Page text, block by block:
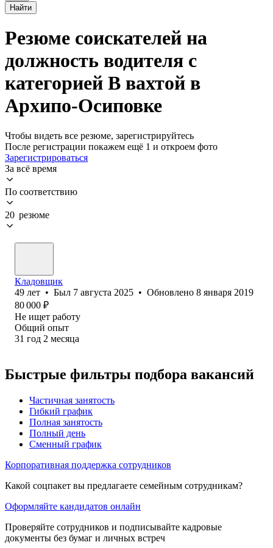
Найти
Резюме соискателей на
должность водителя с
категорией B вахтой в
Архипо-Осиповке
Чтобы видеть все резюме, зарегистрируйтесь
После регистрации покажем ещё 1 и откроем фото
Зарегистрироваться
За всё время
По соответствию
20 резюме
Кладовщик
49 лет • Был 7 августа 2025 • Обновлено 8 января 2019
80 000 ₽
Не ищет работу
Общий опыт
31 год 2 месяца
Быстрые фильтры подбора вакансий
Частичная занятость
Гибкий график
Полная занятость
Полный день
Сменный график
Корпоративная поддержка сотрудников
Какой соцпакет вы предлагаете семейным сотрудникам?
Оформляйте кандидатов онлайн
Проверяйте сотрудников и подписывайте кадровые
документы без бумаг и личных встреч